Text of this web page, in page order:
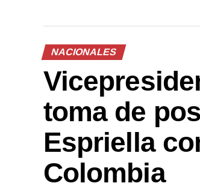
NACIONALES
toma de
Espriella
Colombia